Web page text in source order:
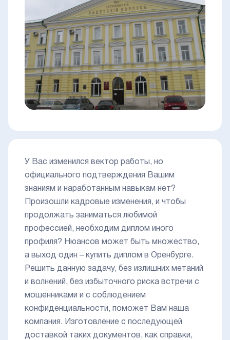
У Вас изменился вектор работы, но
официального подтверждения Вашим
знаниям и наработанным навыкам нет?
Произошли кадровые изменения, и чтобы
продолжать заниматься любимой
профессией, необходим диплом иного
профиля? Нюансов может быть множество,
а выход один – купить диплом в Оренбурге.
Решить данную задачу, без излишних метаний
и волнений, без избыточного риска встречи с
мошенниками и с соблюдением
конфиденциальности, поможет Вам наша
компания. Изготовление с последующей
доставкой таких документов, как справки,